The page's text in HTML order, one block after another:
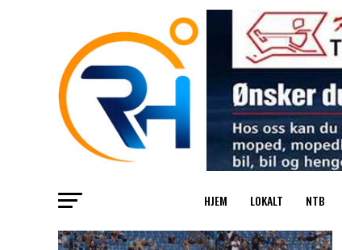
HJEM LOKALT NTB